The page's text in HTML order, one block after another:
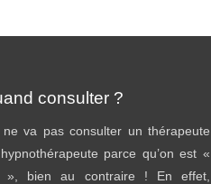
consulter ?
va pas consulter un thérapeute
parce qu’on est «
», bien au contraire ! En effet,